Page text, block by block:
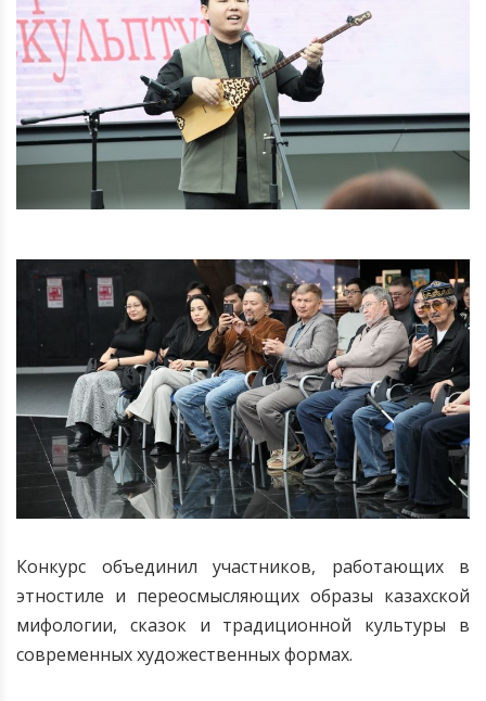
Конкурс объединил участников, работающих в
этностиле и переосмысляющих образы казахской
мифологии, сказок и традиционной культуры в
современных художественных формах.